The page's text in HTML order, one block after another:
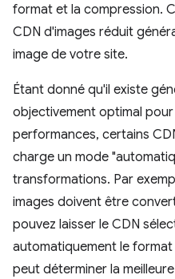
format et la compression.
CDN d'images réduit
image de votre site.
Étant donné qu'il existe
objectivement optimal
performances, certains
charge un mode
transformations. Par
images doivent être
pouvez laisser le CDN
automatiquement le format
peut déterminer la